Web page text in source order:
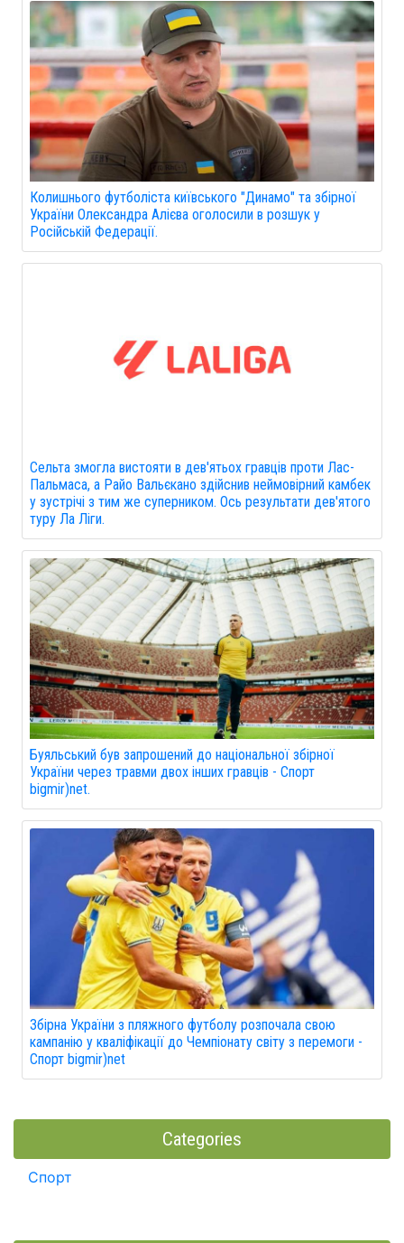
Колишнього футболіста київського "Динамо" та збірної
України Олександра Алієва оголосили в розшук у
Російській Федерації.
Сельта змогла вистояти в дев'ятьох гравців проти Лас-
Пальмаса, а Райо Вальєкано здійснив неймовірний камбек
у зустрічі з тим же суперником. Ось результати дев'ятого
туру Ла Ліги.
Буяльський був запрошений до національної збірної
України через травми двох інших гравців - Спорт
bigmir)net.
Збірна України з пляжного футболу розпочала свою
кампанію у кваліфікації до Чемпіонату світу з перемоги -
Спорт bigmir)net
Categories
Спорт